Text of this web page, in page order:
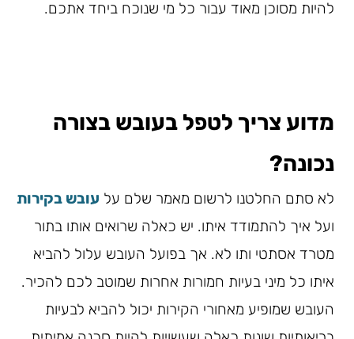
להיות מסוכן מאוד עבור כל מי שנוכח ביחד אתכם.
מדוע צריך לטפל בעובש בצורה
נכונה?
לא סתם החלטנו לרשום מאמר שלם על עובש בקירות
ועל איך להתמודד איתו. יש כאלה שרואים אותו בתור
מטרד אסתטי ותו לא. אך בפועל העובש עלול להביא
איתו כל מיני בעיות חמורות אחרות שמוטב לכם להכיר.
העובש שמופיע מאחורי הקירות יכול להביא לבעיות